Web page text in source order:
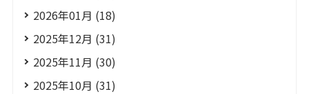
2026年01月 (18)
2025年12月 (31)
2025年11月 (30)
2025年10月 (31)